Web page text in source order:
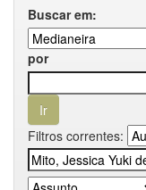
Buscar em:
por
Filtros correntes: